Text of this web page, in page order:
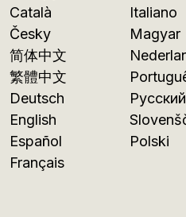
Català
Česky
简体中文
繁體中文
Deutsch
English
Español
Français
Italiano
Magyar
Русский
Polski